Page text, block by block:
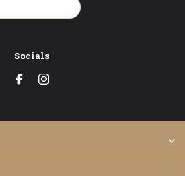
Socials